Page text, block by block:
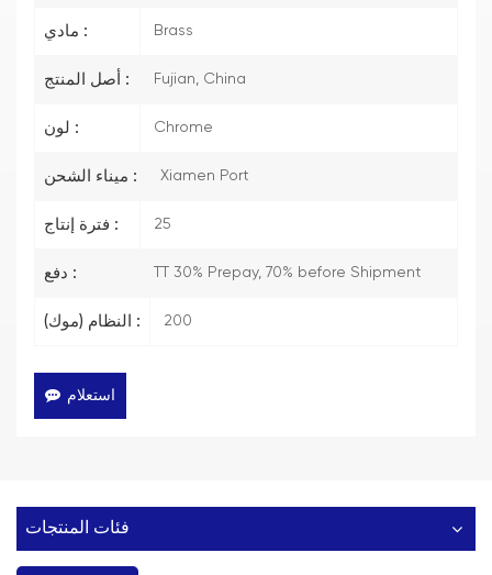
مادي : Brass
أصل المنتج : Fujian, China
لون : Chrome
ميناء الشحن : Xiamen Port
فترة إنتاج : 25
دفع : TT 30% Prepay, 70% before Shipment
النظام (موك) : 200
استعلام
فئات المنتجات